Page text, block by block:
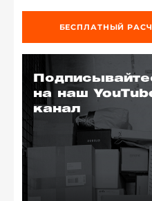
БЕСПЛАТНЫЙ
на наш
канал